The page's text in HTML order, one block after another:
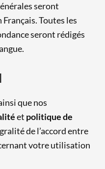
seront
Toutes les
seront rédigés
que nos
et politique de
de l’accord entre
votre utilisation